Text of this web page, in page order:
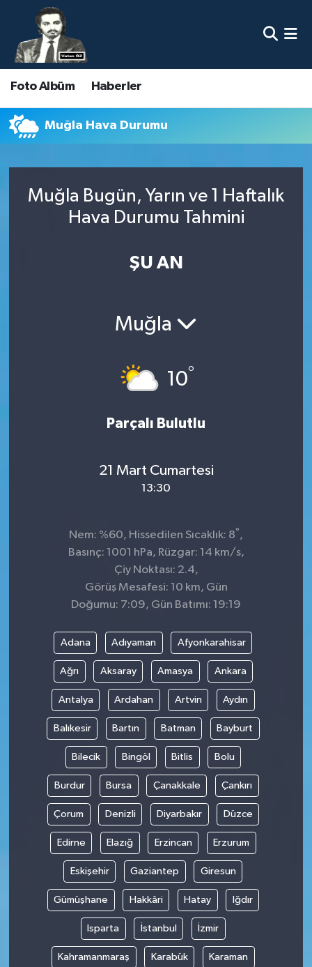
Foto Albüm Haberler
Muğla Hava Durumu
Muğla Bugün, Yarın ve 1 Haftalık
Hava Durumu Tahmini
ŞU AN
Muğla
10°
Parçalı Bulutlu
21 Mart Cumartesi
13:30
Nem: %60, Hissedilen Sıcaklık: 8° ,
Basınç: 1001 hPa, Rüzgar: 14 km/s,
Çiy Noktası: 2.4,
Görüş Mesafesi: 10 km, Gün
Doğumu: 7:09, Gün Batımı: 19:19
Adana Adıyaman Afyonkarahisar
Ağrı Aksaray Amasya Ankara
Antalya Ardahan Artvin Aydın
Balıkesir Bartın Batman Bayburt
Bilecik Bingöl Bitlis Bolu
Burdur Bursa Çanakkale Çankırı
Çorum Denizli Diyarbakır Düzce
Edirne Elazığ Erzincan Erzurum
Eskişehir Gaziantep Giresun
Gümüşhane Hakkâri Hatay Iğdır
Isparta İstanbul İzmir
Kahramanmaraş Karabük Karaman
Nöbetçi Eczaneler
Hava Durumu
Namaz Vakitleri
Süper Lig Puan Durumu ve Fikstür
Son Dakika Haberleri